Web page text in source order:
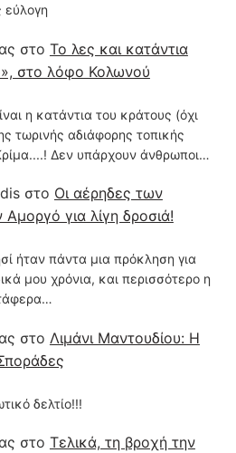
εύλογη
στο Το λες και κατάντια
στο λόφο Κολωνού
η κατάντια του κράτους (όχι
τωρινής αδιάφορης τοπικής
Δεν υπάρχουν άνθρωποι…
στο Οι αέρηδες των
για λίγη δροσιά!
ήταν πάντα μια πρόκληση για
μου χρόνια, και περισσότερο η
στο Λιμάνι Μαντουδίου: Η
δελτίο!!!
στο Τελικά, τη βροχή την